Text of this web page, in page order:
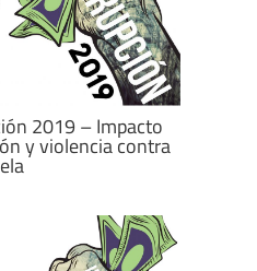
2019 – Impacto
y violencia contra